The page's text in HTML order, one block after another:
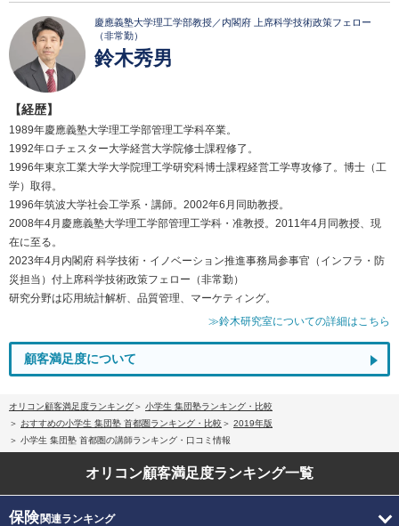
慶應義塾大学理工学部教授／内閣府 上席科学技術政策フェロー
（非常勤）
鈴木秀男
【経歴】
1989年慶應義塾大学理工学部管理工学科卒業。
1992年ロチェスター大学経営大学院修士課程修了。
1996年東京工業大学大学院理工学研究科博士課程経営工学専攻修了。博士（工
学）取得。
1996年筑波大学社会工学系・講師。2002年6月同助教授。
2008年4月慶應義塾大学理工学部管理工学科・准教授。2011年4月同教授、現
在に至る。
2023年4月内閣府 科学技術・イノベーション推進事務局参事官（インフラ・防
災担当）付上席科学技術政策フェロー（非常勤）
研究分野は応用統計解析、品質管理、マーケティング。
≫鈴木研究室についての詳細はこちら
顧客満足度について
オリコン顧客満足度ランキング
小学生 集団塾ランキング・比較
おすすめの小学生 集団塾 首都圏ランキング・比較
2019年版
小学生 集団塾 首都圏の講師ランキング・口コミ情報
オリコン顧客満足度ランキング一覧
保険関連ランキング